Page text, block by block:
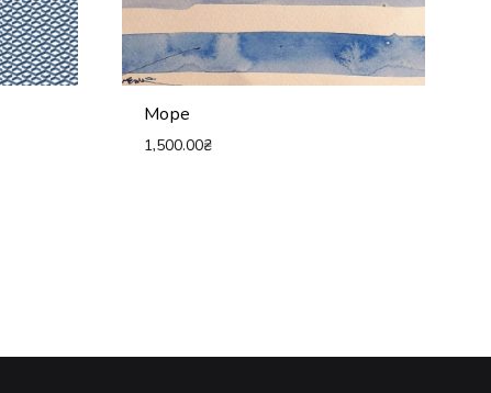
Море
1,500.00₴